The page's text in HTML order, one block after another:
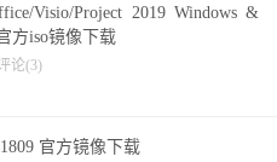
Visio/Project 2019 Windows &
方iso镜像下载
论(3)
官方镜像下载